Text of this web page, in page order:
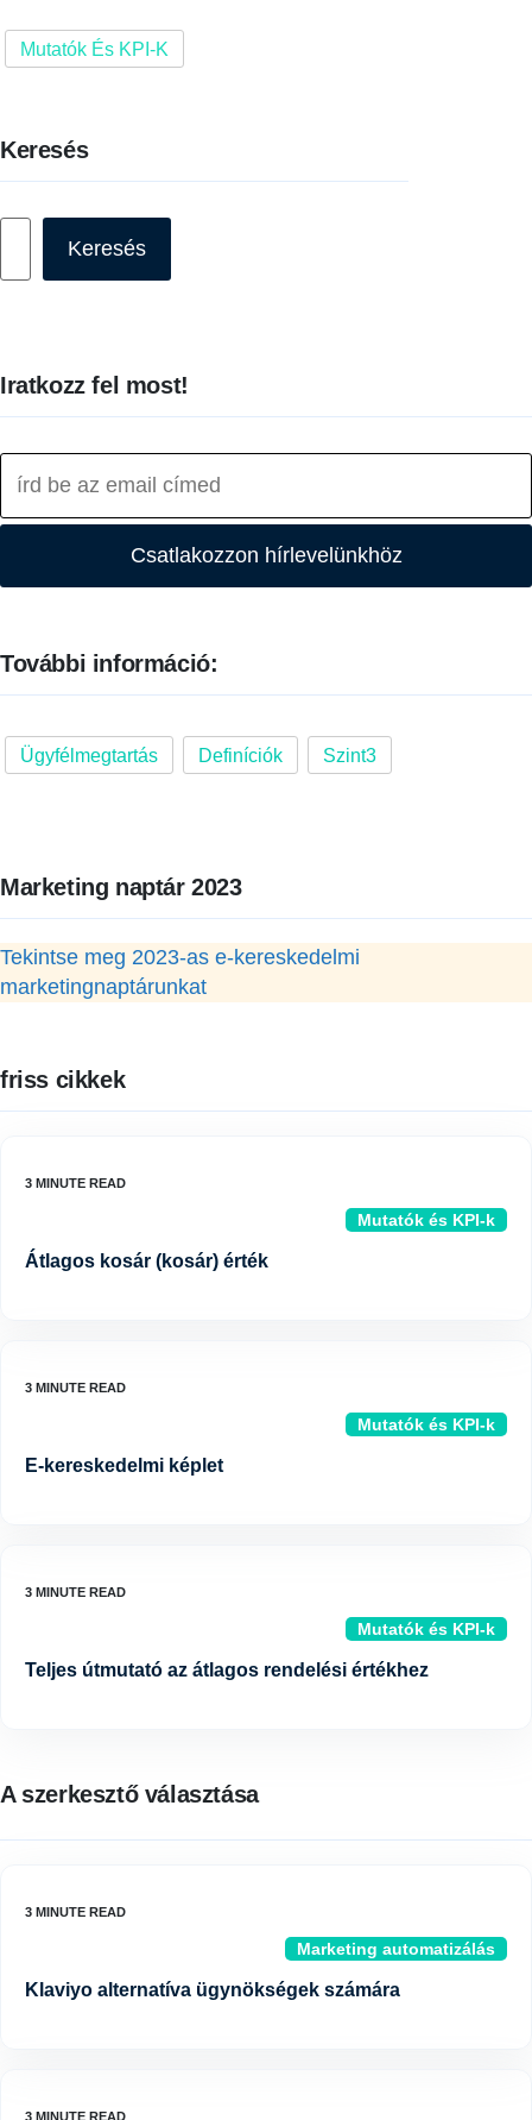
Mutatók És KPI-K
Keresés
Keresés
Iratkozz fel most!
Csatlakozzon hírlevelünkhöz
További információ:
Ügyfélmegtartás Definíciók Szint3
Marketing naptár 2023
Tekintse meg 2023-as e-kereskedelmi
marketingnaptárunkat
friss cikkek
Mutatók és KPI-k
Átlagos kosár (kosár) érték
Mutatók és KPI-k
E-kereskedelmi képlet
Mutatók és KPI-k
Teljes útmutató az átlagos rendelési értékhez
A szerkesztő választása
Marketing automatizálás
Klaviyo alternatíva ügynökségek számára